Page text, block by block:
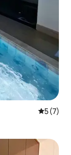
5 de
5 (7)